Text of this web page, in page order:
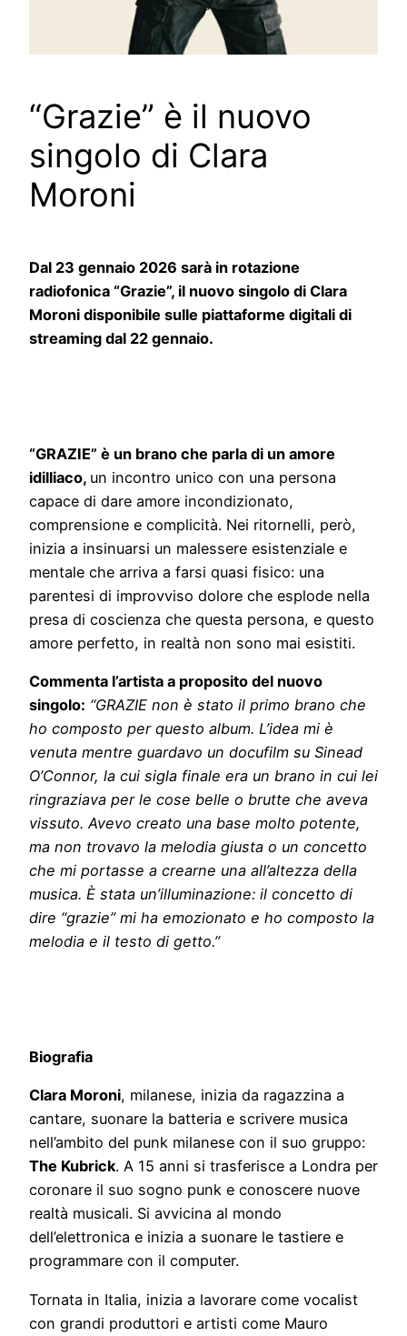
“Grazie” è il nuovo
singolo di Clara
Moroni
Dal 23 gennaio 2026 sarà in rotazione
radiofonica “Grazie”, il nuovo singolo di Clara
Moroni disponibile sulle piattaforme digitali di
streaming dal 22 gennaio.
“GRAZIE” è un brano che parla di un amore
idilliaco, un incontro unico con una persona
capace di dare amore incondizionato,
comprensione e complicità. Nei ritornelli, però,
inizia a insinuarsi un malessere esistenziale e
mentale che arriva a farsi quasi fisico: una
parentesi di improvviso dolore che esplode nella
presa di coscienza che questa persona, e questo
amore perfetto, in realtà non sono mai esistiti.
Commenta l’artista a proposito del nuovo
singolo: “GRAZIE non è stato il primo brano che
ho composto per questo album. L’idea mi è
venuta mentre guardavo un docufilm su Sinead
O’Connor, la cui sigla finale era un brano in cui lei
ringraziava per le cose belle o brutte che aveva
vissuto. Avevo creato una base molto potente,
ma non trovavo la melodia giusta o un concetto
che mi portasse a crearne una all’altezza della
musica. È stata un’illuminazione: il concetto di
dire “grazie” mi ha emozionato e ho composto la
melodia e il testo di getto.”
Biografia
Clara Moroni, milanese, inizia da ragazzina a
cantare, suonare la batteria e scrivere musica
nell’ambito del punk milanese con il suo gruppo:
The Kubrick. A 15 anni si trasferisce a Londra per
coronare il suo sogno punk e conoscere nuove
realtà musicali. Si avvicina al mondo
dell’elettronica e inizia a suonare le tastiere e
programmare con il computer.
Tornata in Italia, inizia a lavorare come vocalist
con grandi produttori e artisti come Mauro